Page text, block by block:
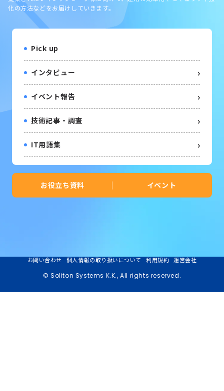
化の方法などをお届けしていきます。
Pick up
インタビュー
イベント報告
技術記事・調査
IT用語集
お役立ち資料 イベント
© Soliton Systems K.K., All rights reserved.
お問い合わせ 個人情報の取り扱いについて 利用規約 運営会社